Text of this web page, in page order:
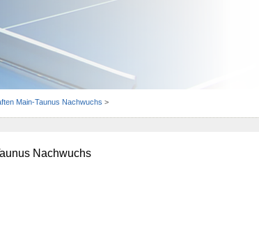
Main-Taunus Nachwuchs >
Nachwuchs